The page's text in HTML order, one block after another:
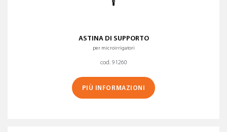
ASTINA DI SUPPORTO
per microirrigatori
cod. 91260
PIÙ INFORMAZIONI